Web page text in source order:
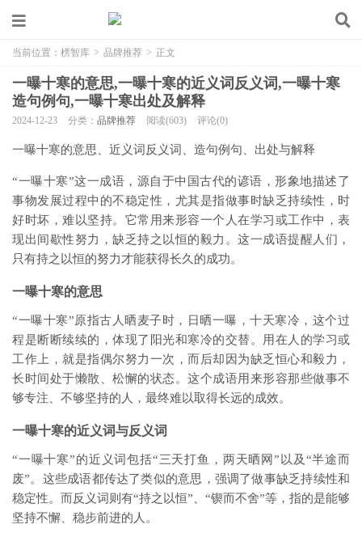
当前位置： 榜智库 > 品牌推荐 > 正文
一曝十寒的意思,一曝十寒的近义词反义词,一曝十寒
造句例句,一曝十寒出处及解释
2024-12-23 分类： 品牌推荐 阅读(603) 评论(0)
一曝十寒的意思、近义词反义词、造句例句、出处与解释
“一曝十寒”这一成语，源自于中国古代的谚语，形象地描述了
事物发展过程中的不稳定性，尤其是指做事时缺乏持续性，时
好时坏，难以坚持。它常用来形容一个人在学习或工作中，表
现出间歇性努力，缺乏持之以恒的毅力。这一成语提醒人们，
只有持之以恒的努力才能获得长久的成功。
一曝十寒的意思
“一曝十寒”原指古人晒麦子时，日晒一曝，十天寒冷，这个过
程是断断续续的，体现了阳光和寒冷的交替。用在人的学习或
工作上，就是指偶尔努力一次，而后却因为缺乏恒心和毅力，
长时间处于懒散、松懈的状态。这个成语用来形容那些做事不
够专注、不够坚持的人，最终难以取得长远的成效。
一曝十寒的近义词与反义词
“一曝十寒”的近义词包括“三天打鱼，两天晒网”以及“半途而
废”。这些成语都传达了类似的意思，强调了做事缺乏持续性和
稳定性。而反义词则有“持之以恒”、“锲而不舍”等，指的是能够
坚持不懈、稳步前进的人。